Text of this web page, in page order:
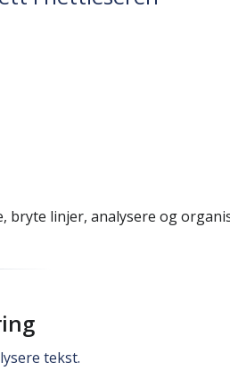
linjer, analysere og
tekst.